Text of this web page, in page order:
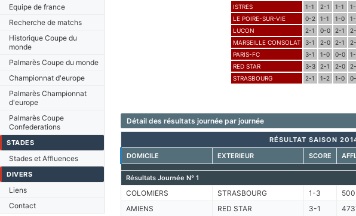
Equipe de france
Recherche de matchs
Historique Coupe du
monde
Palmarès Coupe du monde
Championnat d'europe
Palmarès Championnat
d'europe
Palmarès Coupe
Confederations
STADES
Stades et Affluences
DIVERS
Liens
Contact
ISTRES
1-1 2-1 1-1
LE POIRE-SUR-VIE
0-2 1-1 1-0
LUCON
2-1 0-0 2-1
MARSEILLE CONSOLAT
3-1 2-0 2-1
PARIS-FC
3-1 1-0 0-0
RED STAR
3-3 2-1 2-0
STRASBOURG
2-1 1-2 1-0
Détail des résultats journée par journée
RÉSULTAT SAISON
DOMICILE
EXTERIEUR SCORE
Résultats Journée N° 1
COLOMIERS STRASBOURG 1-3
500
AMIENS
RED STAR 3-1